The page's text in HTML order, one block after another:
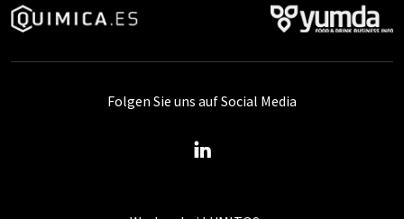
Folgen Sie uns auf Social Media